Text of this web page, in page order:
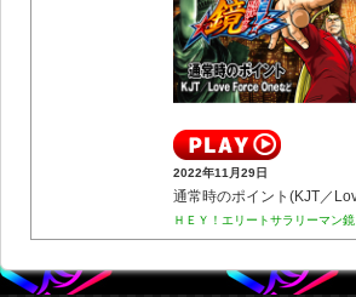
2022年11月29日
ＨＥＹ！エリートサラリーマン鏡